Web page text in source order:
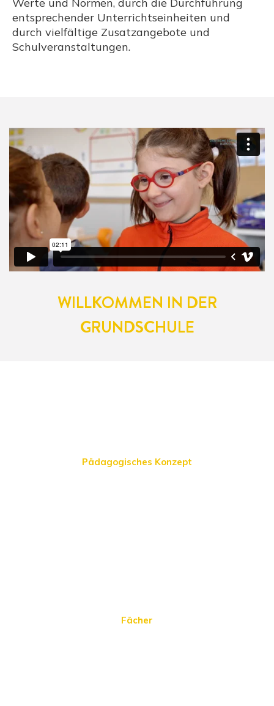
entsprechender Unterrichtseinheiten und
durch vielfältige Zusatzangebote und
Schulveranstaltungen.
WILLKOMMEN IN DER
GRUNDSCHULE
Pädagogisches Konzept
Fächer